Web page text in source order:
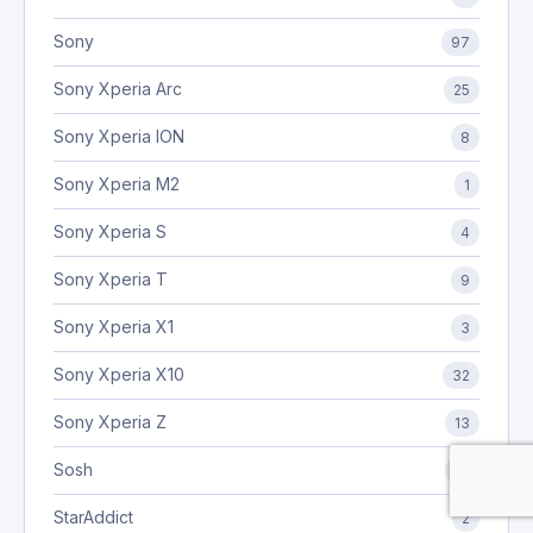
Sony 97
Sony Xperia Arc 25
Sony Xperia ION 8
Sony Xperia M2 1
Sony Xperia S 4
Sony Xperia T 9
Sony Xperia X1 3
Sony Xperia X10 32
Sony Xperia Z 13
Sosh
StarAddict 2